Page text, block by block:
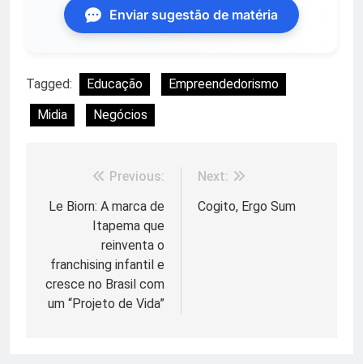
Enviar sugestão de matéria
Tagged: Educação
Empreendedorismo
Midia
Negócios
Navegação
de
Previous:
Le Biorn: A marca de
Itapema que
reinventa o
franchising infantil e
cresce no Brasil com
um “Projeto de Vida”
Next:
Cogito, Ergo Sum